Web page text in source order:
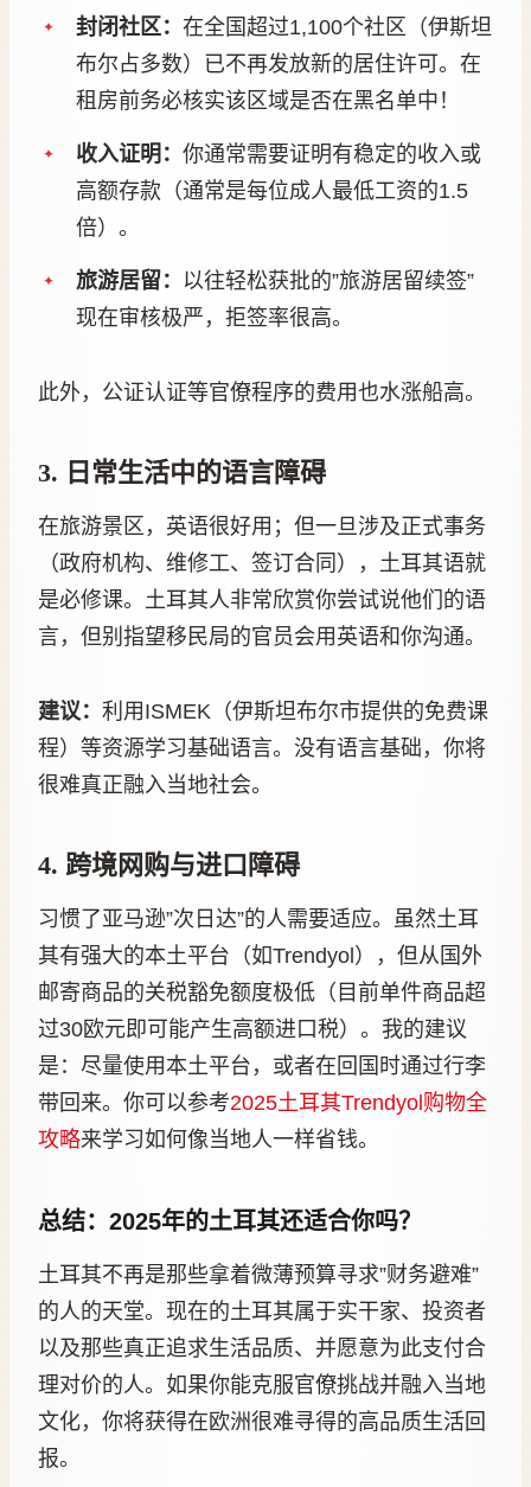
封闭社区： 在全国超过1,100个社区（伊斯坦
布尔占多数）已不再发放新的居住许可。在
租房前务必核实该区域是否在黑名单中！
收入证明： 你通常需要证明有稳定的收入或
高额存款（通常是每位成人最低工资的1.5
倍）。
旅游居留： 以往轻松获批的”旅游居留续签”
现在审核极严，拒签率很高。
此外，公证认证等官僚程序的费用也水涨船高。
3. 日常生活中的语言障碍
在旅游景区，英语很好用；但一旦涉及正式事务
（政府机构、维修工、签订合同），土耳其语就
是必修课。土耳其人非常欣赏你尝试说他们的语
言，但别指望移民局的官员会用英语和你沟通。
建议： 利用ISMEK（伊斯坦布尔市提供的免费课
程）等资源学习基础语言。没有语言基础，你将
很难真正融入当地社会。
4. 跨境网购与进口障碍
习惯了亚马逊”次日达”的人需要适应。虽然土耳
其有强大的本土平台（如Trendyol），但从国外
邮寄商品的关税豁免额度极低（目前单件商品超
过30欧元即可能产生高额进口税）。我的建议
是：尽量使用本土平台，或者在回国时通过行李
带回来。你可以参考2025土耳其Trendyol购物全
攻略来学习如何像当地人一样省钱。
总结：2025年的土耳其还适合你吗？
土耳其不再是那些拿着微薄预算寻求”财务避难”
的人的天堂。现在的土耳其属于实干家、投资者
以及那些真正追求生活品质、并愿意为此支付合
理对价的人。如果你能克服官僚挑战并融入当地
文化，你将获得在欧洲很难寻得的高品质生活回
报。